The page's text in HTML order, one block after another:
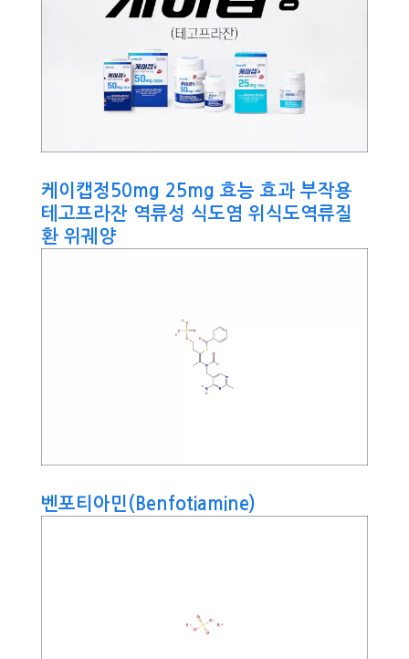
케이캡정50mg 25mg 효능 효과 부작용
테고프라잔 역류성 식도염 위식도역류질
환 위궤양
벤포티아민(Benfotiamine)